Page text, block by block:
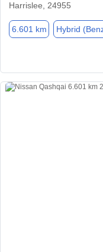
Harrislee, 24955
6.601 km Hybrid